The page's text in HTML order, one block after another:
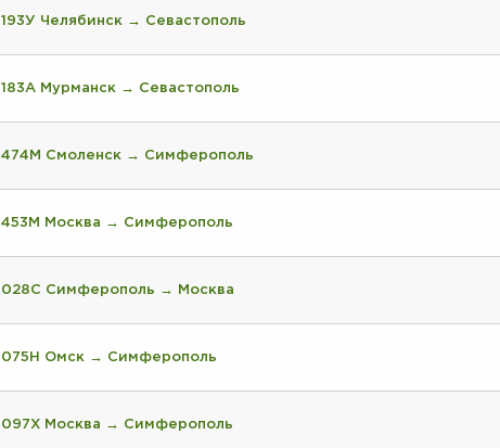
193У Челябинск → Севастополь
183А Мурманск → Севастополь
474М Смоленск → Симферополь
453М Москва → Симферополь
028С Симферополь → Москва
075Н Омск → Симферополь
097Х Москва → Симферополь